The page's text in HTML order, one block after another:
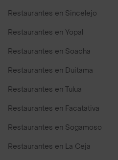
Restaurantes en Sincelejo
Restaurantes en Yopal
Restaurantes en Soacha
Restaurantes en Duitama
Restaurantes en Tulua
Restaurantes en Facatativa
Restaurantes en Sogamoso
Restaurantes en La Ceja